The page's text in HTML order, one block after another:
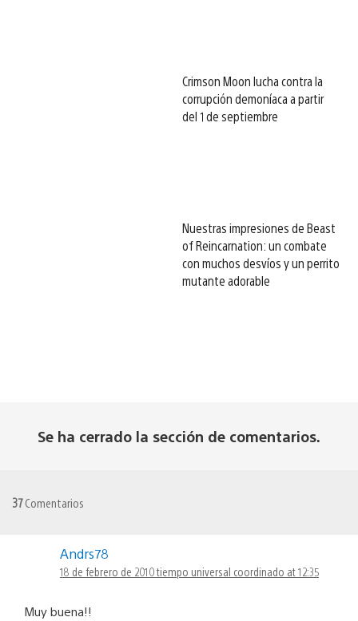
Crimson Moon lucha contra la
corrupción demoníaca a partir
del 1 de septiembre
Nuestras impresiones de Beast
of Reincarnation: un combate
con muchos desvíos y un perrito
mutante adorable
Se ha cerrado la sección de comentarios.
37Comentarios
Andrs78
18 de febrero de 2010 tiempo universal coordinado at 12:35
Muy buena!!